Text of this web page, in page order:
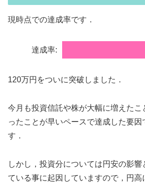
現時点での達成率です．
達成率:
120万円をついに突破しました．
今月も投資信託や株が大幅に増えたこ
ったことが早いペースで達成した要因
す．
しかし，投資分については円安の影響
ている事に起因していますので，円